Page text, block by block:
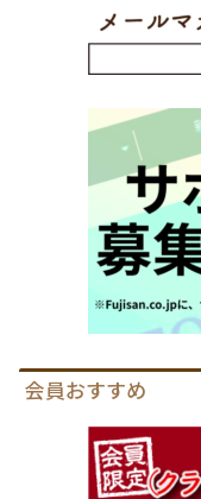
会員おすすめ